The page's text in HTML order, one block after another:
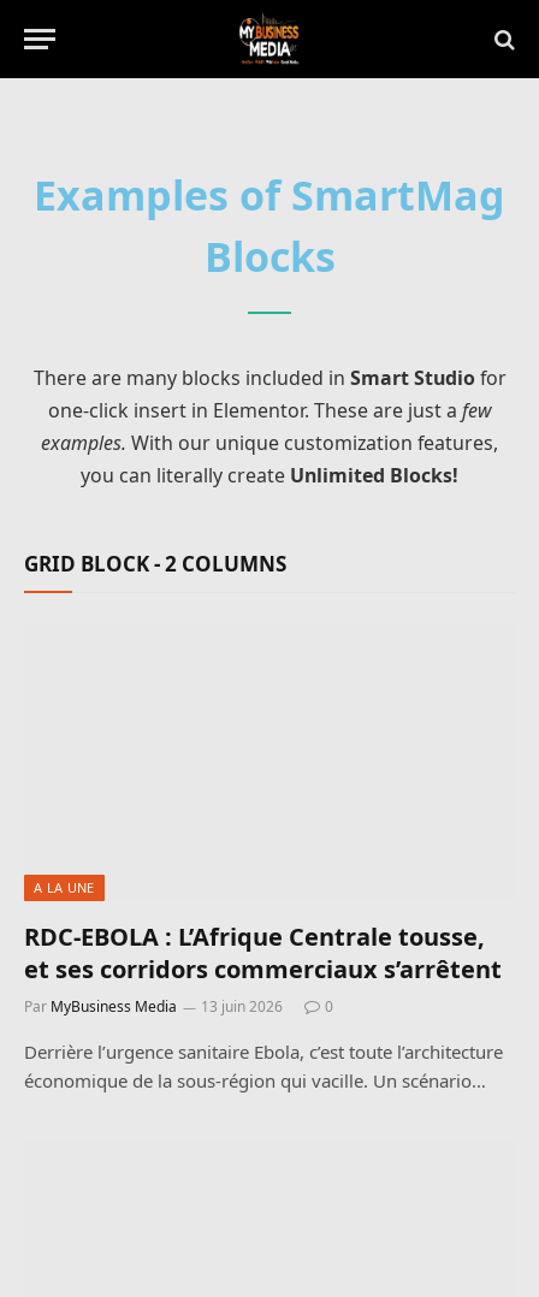
Examples of SmartMag
Blocks
There are many blocks included in Smart Studio for
one-click insert in Elementor. These are just a few
examples. With our unique customization features,
you can literally create Unlimited Blocks!
GRID BLOCK - 2 COLUMNS
A LA UNE
RDC-EBOLA : L’Afrique Centrale tousse,
et ses corridors commerciaux s’arrêtent
Par MyBusiness Media 13 juin 2026 0
Derrière l’urgence sanitaire Ebola, c’est toute l’architecture
économique de la sous-région qui vacille. Un scénario…